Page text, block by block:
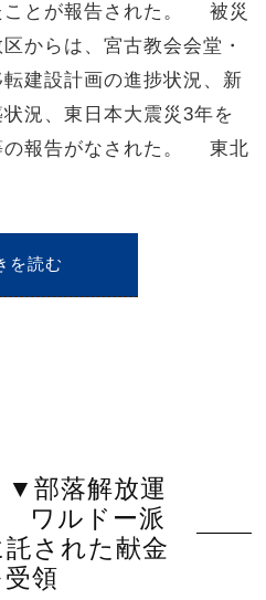
ことが報告された。 被災
からは、宮古教会会堂・
建設計画の進捗状況、新
況、東日本大震災3年を
の報告がなされた。 東北
を読む
▼部落解放運
ワルドー派
託された献金
受領